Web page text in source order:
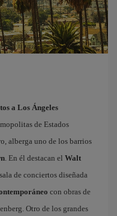
a Los Ángeles
de Estados
alberga uno de los barrios
. En él destacan el Walt
de conciertos diseñada
con obras de
Otro de los grandes